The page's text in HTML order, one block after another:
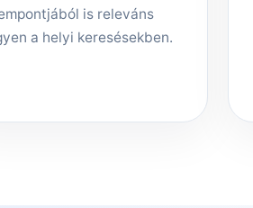
is releváns
a helyi keresésekben.